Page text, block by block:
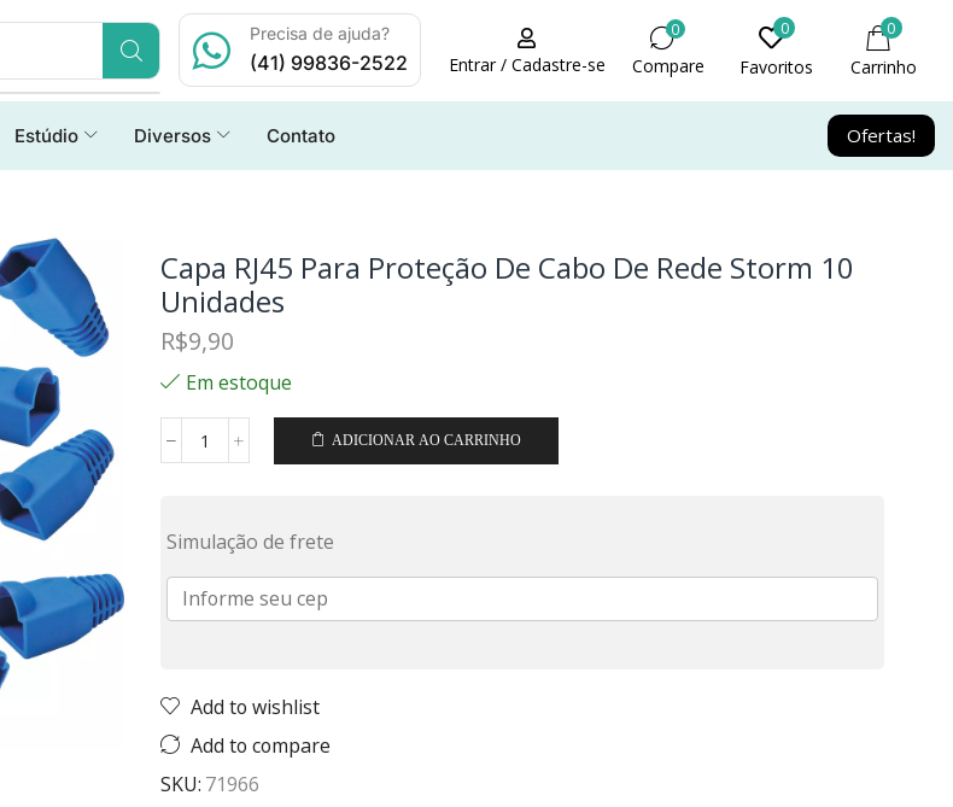
Precisa de ajuda?
(41) 99836-2522 Entrar / Cadastre-se
0
Compare
0
Favoritos
0
Carrinho
Estúdio Diversos Contato Ofertas!
Capa RJ45 Para Proteção De Cabo De Rede Storm 10
Unidades
R$9,90
Em estoque
ADICIONAR AO CARRINHO
Simulação de frete
Add to wishlist
Add to compare
SKU: 71966